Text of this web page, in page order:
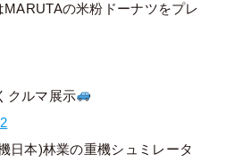
の米粉ドーナツをプレ
クルマ展示
日本)林業の重機シュミレータ